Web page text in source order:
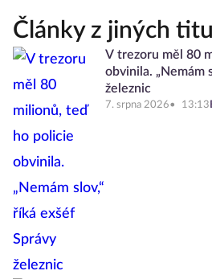
Články z jiných
V trezoru měl 80
obvinila. „Nemám
železnic
7. srpna 2026 13:13